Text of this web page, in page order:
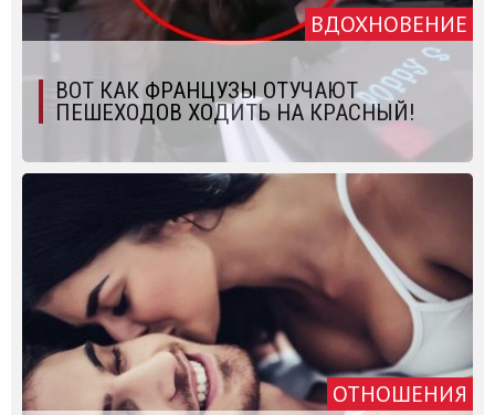
ВДОХНОВЕНИЕ
ВОТ КАК ФРАНЦУЗЫ ОТУЧАЮТ
ПЕШЕХОДОВ ХОДИТЬ НА КРАСНЫЙ!
ОТНОШЕНИЯ